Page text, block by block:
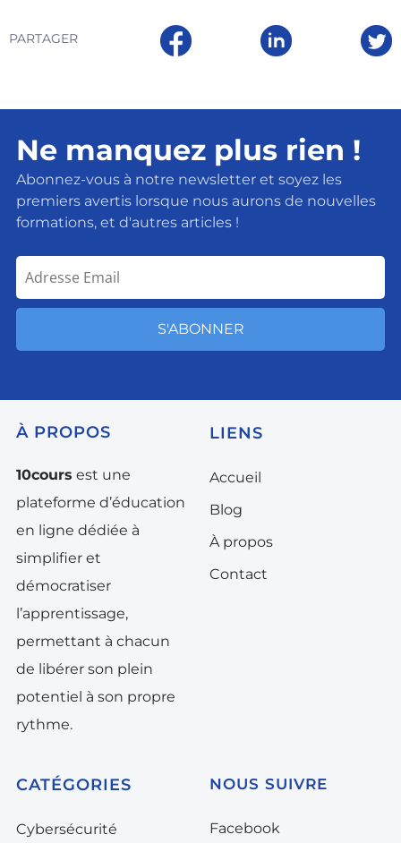
PARTAGER
Ne manquez plus rien !
Abonnez-vous à notre newsletter et soyez les
premiers avertis lorsque nous aurons de nouvelles
formations, et d'autres articles !
S'ABONNER
À PROPOS
10cours est une
plateforme d’éducation
en ligne dédiée à
simplifier et
démocratiser
l’apprentissage,
permettant à chacun
de libérer son plein
potentiel à son propre
rythme.
LIENS
Accueil
Blog
À propos
Contact
CATÉGORIES
Cybersécurité
NOUS SUIVRE
Facebook